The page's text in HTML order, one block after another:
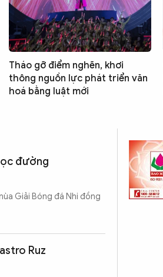
Tháo gỡ điểm nghẽn, khơi
thông nguồn lực phát triển văn
hoá bằng luật mới
đường
Giải Bóng đá Nhi đồng
Ruz